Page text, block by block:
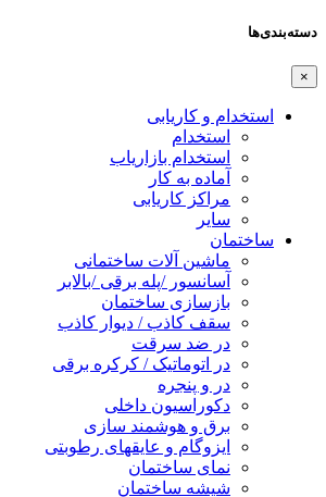
دسته‌بندی‌ها
×
استخدام و کاریابی
استخدام
استخدام بازاریاب
آماده به کار
مراکز کاریابی
سایر
ساختمان
ماشین آلات ساختمانی
آسانسور /پله برقی /بالابر
بازسازی ساختمان
سقف کاذب / دیوار کاذب
در ضد سرقت
در اتوماتیک / کرکره برقی
در و پنجره
دکوراسیون داخلی
برق و هوشمند سازی
ایزوگام و عایقهای رطوبتی
نمای ساختمان
شیشه ساختمان